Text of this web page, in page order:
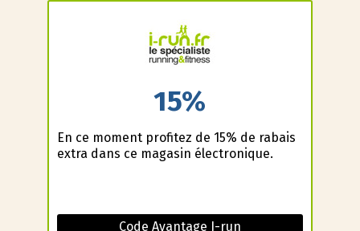
15%
En ce moment profitez de 15% de rabais
extra dans ce magasin électronique.
Code Avantage I-run